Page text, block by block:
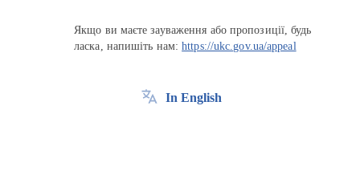
Якщо ви маєте зауваження або пропозиції, будь
ласка, напишіть нам:https://ukc.gov.ua/appeal
In English